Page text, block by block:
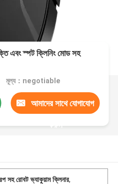
এবং স্পট ক্লিনিং মোড সহ
মূল্য：negotiable
আমাদের সাথে যোগাযোগ
করুন
সহ রোবট ভ্যাকুয়াম ক্লিনার,